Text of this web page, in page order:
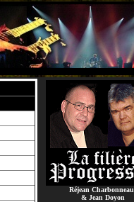
Réjean Charbonneau
& Jean Doyon